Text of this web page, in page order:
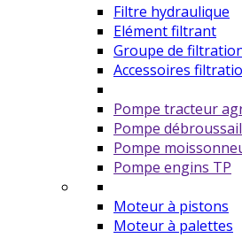
Filtre hydraulique
Elément filtrant
Groupe de
Accessoires
Pompe tracteur
Pompe
Pompe
Pompe engins TP
Moteur à pistons
Moteur à palettes